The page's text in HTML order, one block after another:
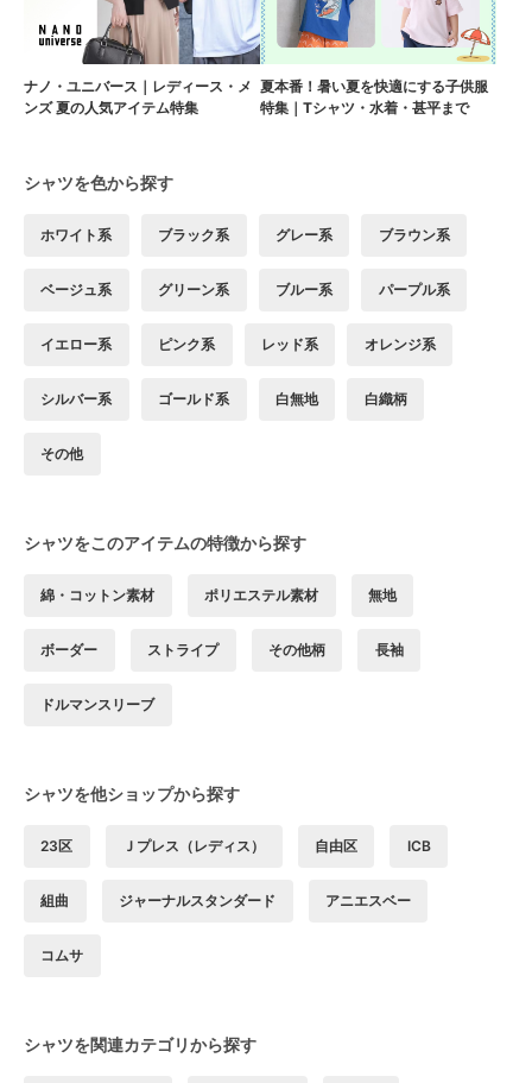
ナノ・ユニバース｜レディース・メ
ンズ 夏の人気アイテム特集
夏本番！暑い夏を快適にする子供服
特集｜Tシャツ・水着・甚平まで
シャツを色から探す
ホワイト系 ブラック系 グレー系 ブラウン系
ベージュ系 グリーン系 ブルー系 パープル系
イエロー系 ピンク系 レッド系 オレンジ系
シルバー系 ゴールド系 白無地 白織柄
その他
シャツをこのアイテムの特徴から探す
綿・コットン素材 ポリエステル素材 無地
ボーダー ストライプ その他柄 長袖
ドルマンスリーブ
シャツを他ショップから探す
23区 Ｊプレス（レディス） 自由区 ICB
組曲 ジャーナルスタンダード アニエスベー
コムサ
シャツを関連カテゴリから探す